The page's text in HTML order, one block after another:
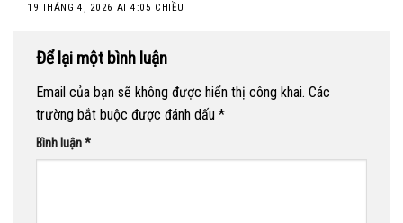
19 THÁNG 4, 2026 AT 4:05 CHIỀU
Để lại một bình luận
Email của bạn sẽ không được hiển thị công khai. Các
trường bắt buộc được đánh dấu *
Bình luận*